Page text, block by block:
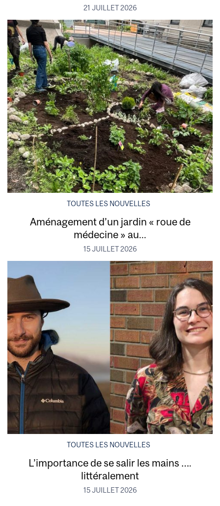
21 JUILLET 2026
TOUTES LES NOUVELLES
Aménagement d’un jardin « roue de
médecine » au...
15 JUILLET 2026
TOUTES LES NOUVELLES
L’importance de se salir les mains ….
littéralement
15 JUILLET 2026